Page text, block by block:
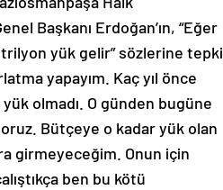
Başkanı Erdoğan’ın, “Eğer
yük gelir” sözlerine tepki
yapayım. Kaç yıl önce
olmadı. O günden bugüne
Bütçeye o kadar yük olan
girmeyeceğim. Onun için
ben bu kötü